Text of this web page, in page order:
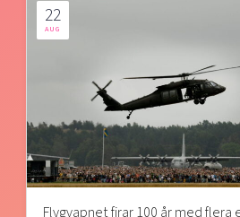
22
AUG
Flygvapnet firar 100 år med flera